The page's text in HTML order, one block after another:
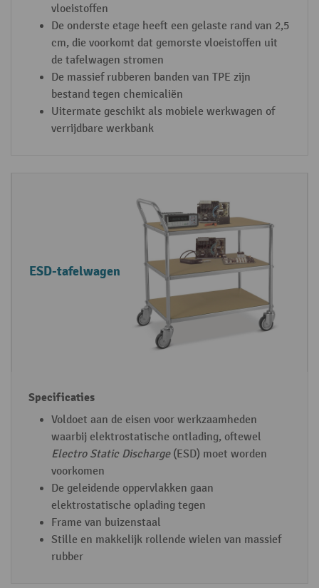
vloeistoffen
De onderste etage heeft een gelaste rand van 2,5
cm, die voorkomt dat gemorste vloeistoffen uit
de tafelwagen stromen
De massief rubberen banden van TPE zijn
bestand tegen chemicaliën
Uitermate geschikt als mobiele werkwagen of
verrijdbare werkbank
ESD-tafelwagen
Voldoet aan de eisen voor werkzaamheden
waarbij elektrostatische ontlading, oftewel
Electro Static Discharge (ESD) moet worden
voorkomen
De geleidende oppervlakken gaan
elektrostatische oplading tegen
Frame van buizenstaal
Stille en makkelijk rollende wielen van massief
rubber